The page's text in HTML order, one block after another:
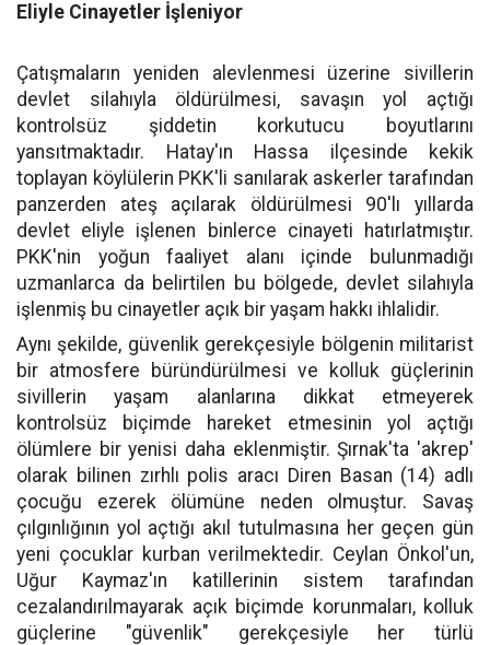
Eliyle Cinayetler İşleniyor
Çatışmaların yeniden alevlenmesi üzerine sivillerin
devlet silahıyla öldürülmesi, savaşın yol açtığı
kontrolsüz şiddetin korkutucu boyutlarını
yansıtmaktadır. Hatay'ın Hassa ilçesinde kekik
toplayan köylülerin PKK'li sanılarak askerler tarafından
panzerden ateş açılarak öldürülmesi 90'lı yıllarda
devlet eliyle işlenen binlerce cinayeti hatırlatmıştır.
PKK'nin yoğun faaliyet alanı içinde bulunmadığı
uzmanlarca da belirtilen bu bölgede, devlet silahıyla
işlenmiş bu cinayetler açık bir yaşam hakkı ihlalidir.
Aynı şekilde, güvenlik gerekçesiyle bölgenin militarist
bir atmosfere büründürülmesi ve kolluk güçlerinin
sivillerin yaşam alanlarına dikkat etmeyerek
kontrolsüz biçimde hareket etmesinin yol açtığı
ölümlere bir yenisi daha eklenmiştir. Şırnak'ta 'akrep'
olarak bilinen zırhlı polis aracı Diren Basan (14) adlı
çocuğu ezerek ölümüne neden olmuştur. Savaş
çılgınlığının yol açtığı akıl tutulmasına her geçen gün
yeni çocuklar kurban verilmektedir. Ceylan Önkol'un,
Uğur Kaymaz'ın katillerinin sistem tarafından
cezalandırılmayarak açık biçimde korunmaları, kolluk
güçlerine "güvenlik" gerekçesiyle her türlü